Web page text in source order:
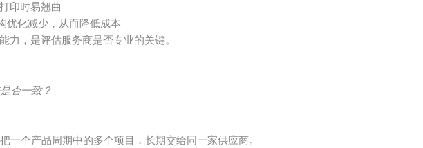
印时易翘曲
优化减少，从而降低成本
力，是评估服务商是否专业的关键。
否一致？
一个产品周期中的多个项目，长期交给同一家供应商。